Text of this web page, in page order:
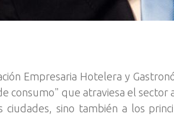
Empresaria Hotelera y
consumo" que atraviesa el sector
ciudades, sino también a los